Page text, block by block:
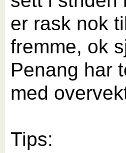
er rask nok
fremme, ok
Penang har
med
Tips: